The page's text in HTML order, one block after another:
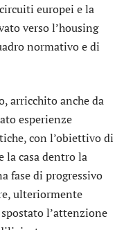
europei e la
verso l’housing
normativo e di
arricchito anche da
esperienze
con l’obiettivo di
la casa dentro la
fase di progressivo
ulteriormente
l’attenzione